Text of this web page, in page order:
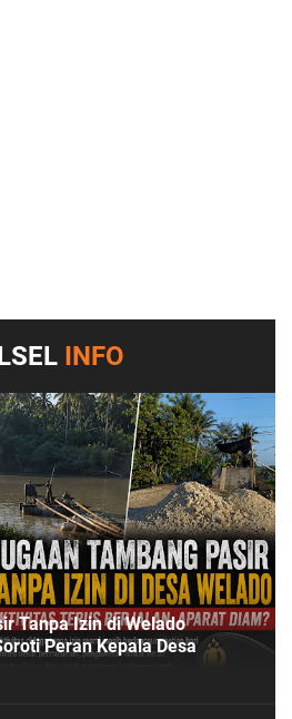
INFO
Tanpa Izin di Welado
Peran Kepala Desa